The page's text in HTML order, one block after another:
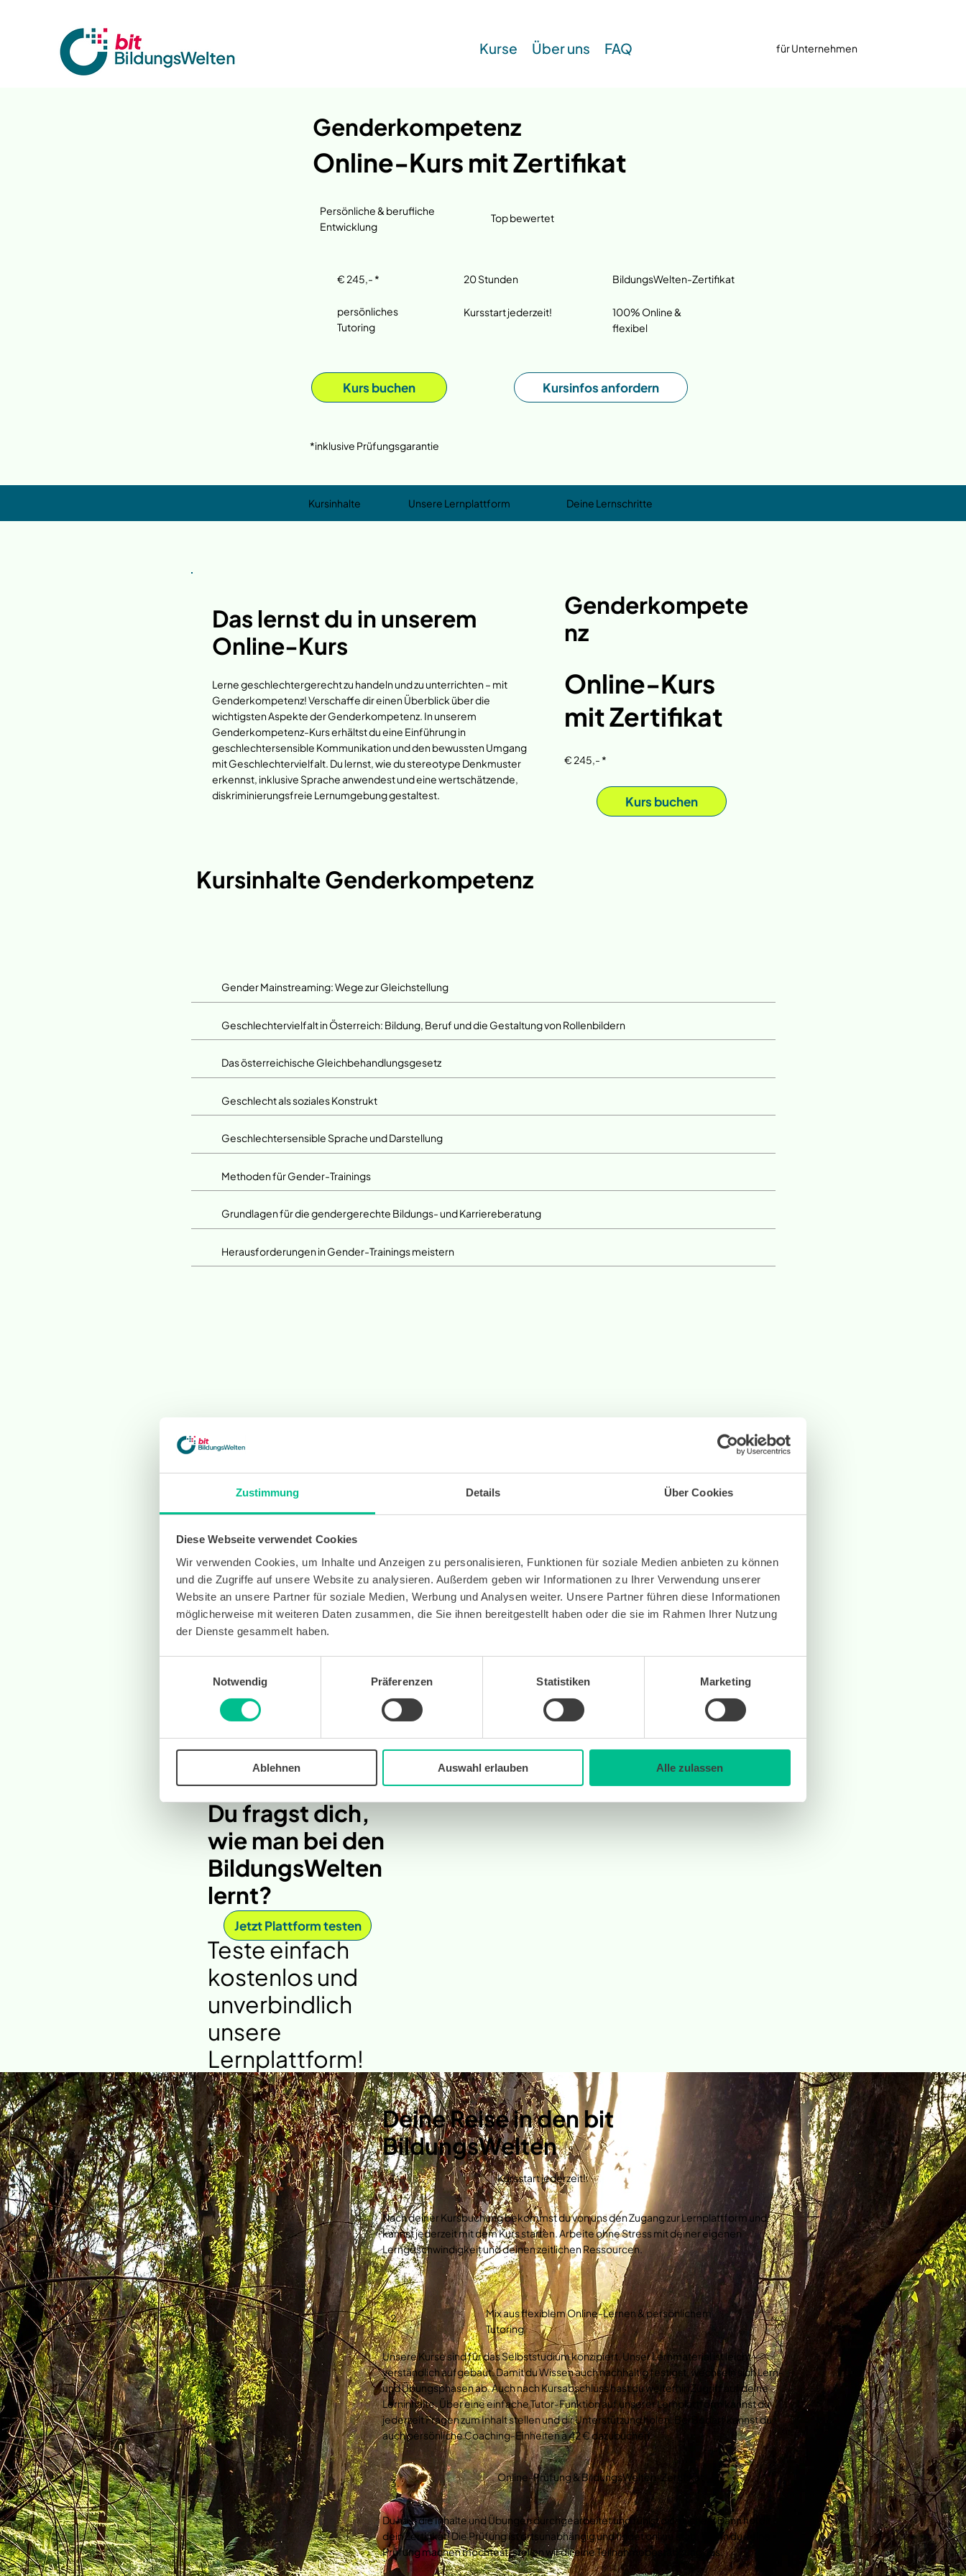
Zustimmung Details Über Cookies
Diese Webseite verwendet Cookies
Wir verwenden Cookies, um Inhalte und Anzeigen zu personalisieren, Funktionen für soziale Medien anbieten zu können
und die Zugriffe auf unsere Website zu analysieren. Außerdem geben wir Informationen zu Ihrer Verwendung unserer
Website an unsere Partner für soziale Medien, Werbung und Analysen weiter. Unsere Partner führen diese Informationen
möglicherweise mit weiteren Daten zusammen, die Sie ihnen bereitgestellt haben oder die sie im Rahmen Ihrer Nutzung
der Dienste gesammelt haben.
Notwendig
Präferenzen Statistiken Marketing
Ablehnen Auswahl erlauben Alle zulassen
für Unternehmen
Kurse Über uns FAQ
€ 245,- *
persönliches
Tutoring
Kursstart jederzeit!
20 Stunden BildungsWelten-Zertifikat
100% Online &
flexibel
Kurs buchen Kursinfos anfordern
*inklusive Prüfungsgarantie
Genderkompetenz
Online-Kurs mit Zertifikat
Persönliche & berufliche
Entwicklung
Top bewertet
Kursinhalte Unsere Lernplattform Deine Lernschritte
Das lernst du in unserem
Online-Kurs
Lerne geschlechtergerecht zu handeln und zu unterrichten – mit
Genderkompetenz! Verschaffe dir einen Überblick über die
wichtigsten Aspekte der Genderkompetenz. In unserem
Genderkompetenz-Kurs erhältst du eine Einführung in
geschlechtersensible Kommunikation und den bewussten Umgang
mit Geschlechtervielfalt. Du lernst, wie du stereotype Denkmuster
erkennst, inklusive Sprache anwendest und eine wertschätzende,
diskriminierungsfreie Lernumgebung gestaltest. ​​
Genderkompete
nz
Online-Kurs
mit Zertifikat
€ 245,- *
Kurs buchen
Kursinhalte Genderkompetenz
Gender Mainstreaming: Wege zur Gleichstellung
Geschlechtervielfalt in Österreich: Bildung, Beruf und die Gestaltung von Rollenbildern
Das österreichische Gleichbehandlungsgesetz
Geschlecht als soziales Konstrukt
Geschlechtersensible Sprache und Darstellung
Methoden für Gender-Trainings
Grundlagen für die gendergerechte Bildungs- und Karriereberatung
Herausforderungen in Gender-Trainings meistern
Du fragst dich,
wie man bei den
BildungsWelten
lernt?
Teste einfach
kostenlos und
unverbindlich
unsere
Lernplattform!
Jetzt Plattform testen
Deine Reise in den bit
BildungsWelten
1. Kursstart jederzeit!
Nach deiner Kursbuchung bekommst du von uns den Zugang zur Lernplattform und
kannst jederzeit mit dem Kurs starten. Arbeite ohne Stress mit deiner eigenen
Lerngeschwindigkeit und deinen zeitlichen Ressourcen.
2.
Mix aus flexiblem Online-Lernen & persönlichem
Tutoring
Unsere Kurse sind für das Selbststudium konzipiert. Unser Lernmaterial ist leicht
verständlich aufgebaut. Damit du Wissen auch nachhaltig festigst, wechseln sich Lern-
und Übungsphasen ab. Auch nach Kursabschluss hast du weiterhin Zugriff auf deine
Lerninhalte. Über eine einfache Tutor-Funktion auf unserer Lernplattform kannst du
jederzeit Fragen zum Inhalt stellen und dir Unterstützung holen. Bei Bedarf kannst du
auch persönliche Coaching-Einheiten à 42 € dazubuchen.
3. Online-Prüfung & BildungsWelten-Zertifikat
Du hast die Inhalte und Übungen durchgearbeitet und fühlst dich sicher? Dann hol dir
dein Zertifikat! Die Prüfung ist ortsunabhängig und findet online statt. Wenn du keine
Prüfung machen möchtest, stellen wir dir eine Teilnahmebestätigung aus.